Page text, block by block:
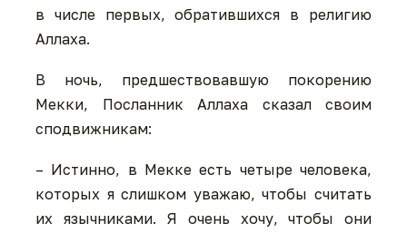
в числе первых, обратившихся в религию
Аллаха.
В ночь, предшествовавшую покорению
Мекки, Посланник Аллаха сказал своим
сподвижникам:
– Истинно, в Мекке есть четыре человека,
которых я слишком уважаю, чтобы считать
их язычниками. Я очень хочу, чтобы они